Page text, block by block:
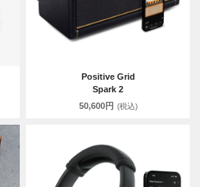
Positive Grid
Spark 2
50,600円 (税込)